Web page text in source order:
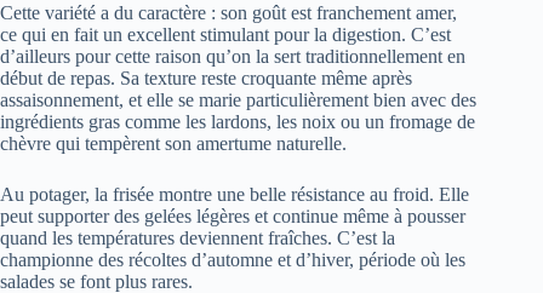
Cette variété a du caractère : son goût est franchement amer,
ce qui en fait un excellent stimulant pour la digestion. C’est
d’ailleurs pour cette raison qu’on la sert traditionnellement en
début de repas. Sa texture reste croquante même après
assaisonnement, et elle se marie particulièrement bien avec des
ingrédients gras comme les lardons, les noix ou un fromage de
chèvre qui tempèrent son amertume naturelle.
Au potager, la frisée montre une belle résistance au froid. Elle
peut supporter des gelées légères et continue même à pousser
quand les températures deviennent fraîches. C’est la
championne des récoltes d’automne et d’hiver, période où les
salades se font plus rares.